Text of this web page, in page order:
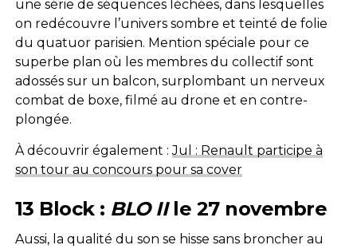
une série de séquences léchées, dans lesquelles
on redécouvre l’univers sombre et teinté de folie
du quatuor parisien. Mention spéciale pour ce
superbe plan où les membres du collectif sont
adossés sur un balcon, surplombant un nerveux
combat de boxe, filmé au drone et en contre-
plongée.
À découvrir également :Jul : Renault participe à
son tour au concours pour sa cover
13 Block : BLO II le 27 novembre
Aussi, la qualité du son se hisse sans broncher au